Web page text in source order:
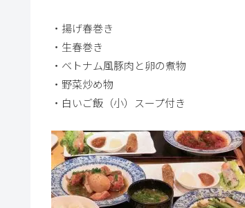
・揚げ春巻き
・生春巻き
・ベトナム風豚肉と卵の煮物
・野菜炒め物
・白いご飯（小）スープ付き